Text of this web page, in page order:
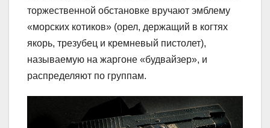
торжественной обстановке вручают эмблему
«морских котиков» (орел, держащий в когтях
якорь, трезубец и кремневый пистолет),
называемую на жаргоне «будвайзер», и
распределяют по группам.